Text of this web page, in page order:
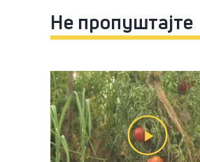
Не пропуштајте